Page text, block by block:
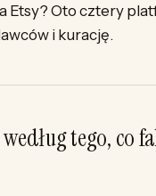
Etsy? Oto cztery
i kurację.
tego, co